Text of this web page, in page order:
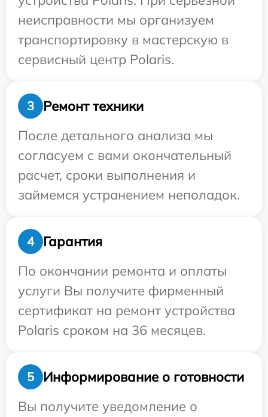
неисправности мы организуем
транспортировку в мастерскую в
сервисный центр Polaris.
3
Ремонт техники
После детального анализа мы
согласуем с вами окончательный
расчет, сроки выполнения и
займемся устранением неполадок.
4
Гарантия
По окончании ремонта и оплаты
услуги Вы получите фирменный
сертификат на ремонт устройства
Polaris сроком на 36 месяцев.
5
Информирование о готовности
Вы получите уведомление о